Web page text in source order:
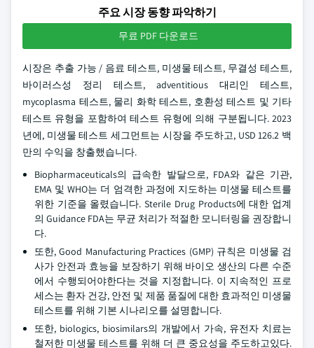
주요 시장 동향 파악하기
무료 PDF 다운로드
시장은 추출 가능 / 음료 테스트, 미생물 테스트, 무결성 테스트,
바이러스성 정리 테스트, adventitious 대리인 테스트,
mycoplasma 테스트, 물리 화학 테스트, 호환성 테스트 및 기타
테스트 유형을 포함하여 테스트 유형에 의해 구분됩니다. 2023
년에, 미생물 테스트 세그먼트는 시장을 주도하고, USD 126.2 백
만의 수익을 창출했습니다.
Biopharmaceuticals의 급속한 발달으로, FDA와 같은 기관,
EMA 및 WHO는 더 엄격한 과정에 지도하는 미생물 테스트를
위한 기준을 올렸습니다. Sterile Drug Products에 대한 업계
의 Guidance FDA는 무균 처리가 적절한 모니터링을 권장합니
다.
또한, Good Manufacturing Practices (GMP) 규칙은 미생물 검
사가 안전과 효능을 보장하기 위해 바이오 생산의 다른 수준
에서 수행되어야한다는 것을 지정합니다. 이 지속적인 프로
세스는 환자 건강, 안전 및 제품 품질에 대한 효과적인 미생물
테스트를 위해 기본 시나리오를 설명합니다.
또한, biologics, biosimilars의 개발에서 가속, 유전자 치료는
철저한 미생물 테스트를 위해 더 큰 중요성을 주도하고있다.